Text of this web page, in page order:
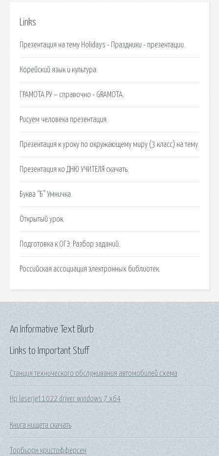
Links
Презентация на тему Holidays - Праздники - презентации.
Корейский язык и культура.
ГРАМОТА.РУ – справочно - GRAMOTA.
Рисуем человека презентация.
Презентация к уроку по окружающему миру (3 класс) на тему.
Презентация ко ДНЮ УЧИТЕЛЯ скачать.
Буква “Б” Умничка.
Открытый урок.
Подготовка к ОГЭ: Разбор заданий.
Российская ассоциация электронных библиотек.
Links to Important Stuff
Станция технического обслуживания автомобилей схема
Hp laserjet 1022 driver windows 7 x64
Книга нищета скачать
Торбьорн кристофферсен
An Informative Text Blurb